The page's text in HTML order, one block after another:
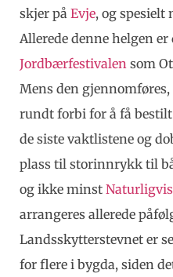
skjer på Evje, og spesielt
Allerede denne helgen
Jordbærfestivalen som
Mens den
rundt forbi for å få bestilt
de siste vaktlistene og
plass til storinnrykk til
og ikke minst
arrangeres allerede
Landsskytterstevnet er
for flere i bygda, siden